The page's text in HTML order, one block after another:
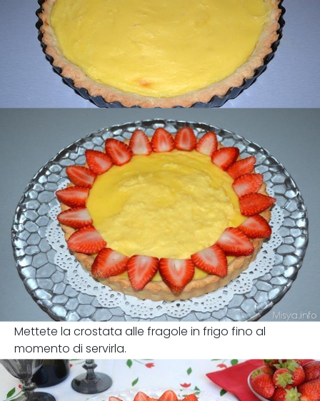
Mettete la crostata alle fragole in frigo fino al
momento di servirla.